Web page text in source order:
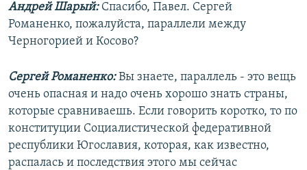
Андрей Шарый: Спасибо, Павел. Сергей
Романенко, пожалуйста, параллели между
Черногорией и Косово?
Сергей Романенко:Вы знаете, параллель - это вещь
очень опасная и надо очень хорошо знать страны,
которые сравниваешь. Если говорить коротко, то по
конституции Социалистической федеративной
республики Югославия, которая, как известно,
распалась и последствия этого мы сейчас